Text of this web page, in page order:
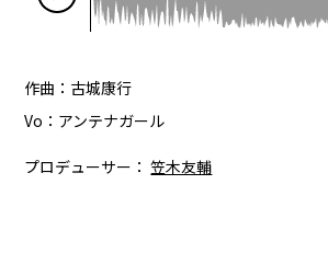
作曲：古城康行
Vo：アンテナガール
プロデューサー：笠木友輔